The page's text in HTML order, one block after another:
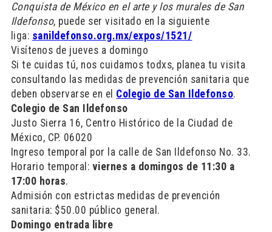
Conquista de México en el arte y los murales de San
Ildefonso, puede ser visitado en la siguiente
liga: sanildefonso.org.mx/expos/1521/
Visítenos de jueves a domingo
Si te cuidas tú, nos cuidamos todxs, planea tu visita
consultando las medidas de prevención sanitaria que
deben observarse en el Colegio de San Ildefonso.
Colegio de San Ildefonso
Justo Sierra 16, Centro Histórico de la Ciudad de
México, CP. 06020
Ingreso temporal por la calle de San Ildefonso No. 33.
Horario temporal: viernes a domingos de 11:30 a
17:00 horas.
Admisión con estrictas medidas de prevención
sanitaria: $50.00 público general.
Domingo entrada libre